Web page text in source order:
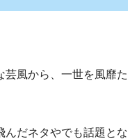
芸風から、一世を風靡た
んだネタやでも話題とな